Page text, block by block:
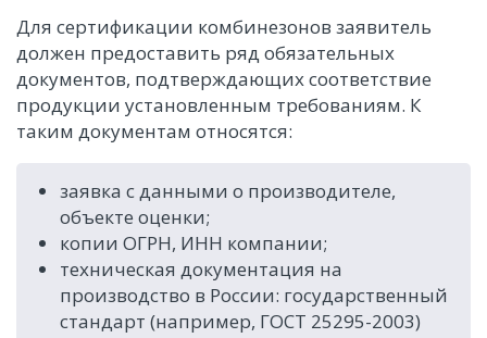
Для сертификации комбинезонов заявитель
должен предоставить ряд обязательных
документов, подтверждающих соответствие
продукции установленным требованиям. К
таким документам относятся:
заявка с данными о производителе,
объекте оценки;
копии ОГРН, ИНН компании;
техническая документация на
производство в России: государственный
стандарт (например, ГОСТ 25295-2003)